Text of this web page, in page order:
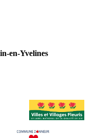
en-Yvelines